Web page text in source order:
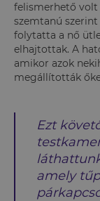
felismerhető volt
szemtanú
folytatta a nő
elhajtottak. A
amikor azok
megállították
Ezt
amely